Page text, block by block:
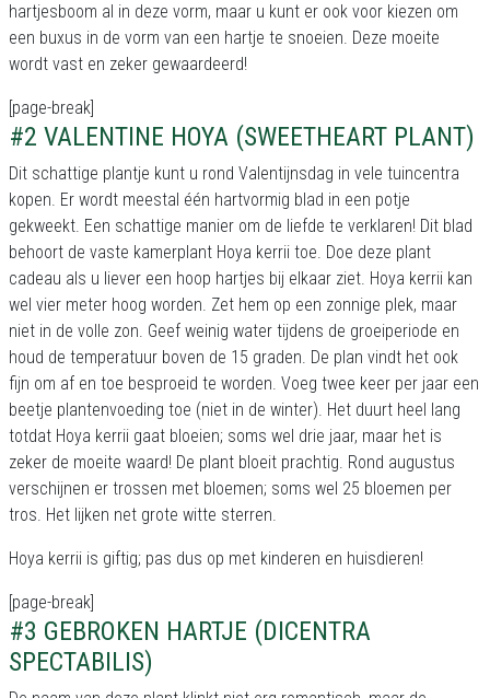
hartjesboom al in deze vorm, maar u kunt er ook voor kiezen om
een buxus in de vorm van een hartje te snoeien. Deze moeite
wordt vast en zeker gewaardeerd!
[page-break]
#2 VALENTINE HOYA (SWEETHEART PLANT)
Dit schattige plantje kunt u rond Valentijnsdag in vele tuincentra
kopen. Er wordt meestal één hartvormig blad in een potje
gekweekt. Een schattige manier om de liefde te verklaren! Dit blad
behoort de vaste kamerplant Hoya kerrii toe. Doe deze plant
cadeau als u liever een hoop hartjes bij elkaar ziet. Hoya kerrii kan
wel vier meter hoog worden. Zet hem op een zonnige plek, maar
niet in de volle zon. Geef weinig water tijdens de groeiperiode en
houd de temperatuur boven de 15 graden. De plan vindt het ook
fijn om af en toe besproeid te worden. Voeg twee keer per jaar een
beetje plantenvoeding toe (niet in de winter). Het duurt heel lang
totdat Hoya kerrii gaat bloeien; soms wel drie jaar, maar het is
zeker de moeite waard! De plant bloeit prachtig. Rond augustus
verschijnen er trossen met bloemen; soms wel 25 bloemen per
tros. Het lijken net grote witte sterren.
Hoya kerrii is giftig; pas dus op met kinderen en huisdieren!
[page-break]
#3 GEBROKEN HARTJE (DICENTRA
SPECTABILIS)